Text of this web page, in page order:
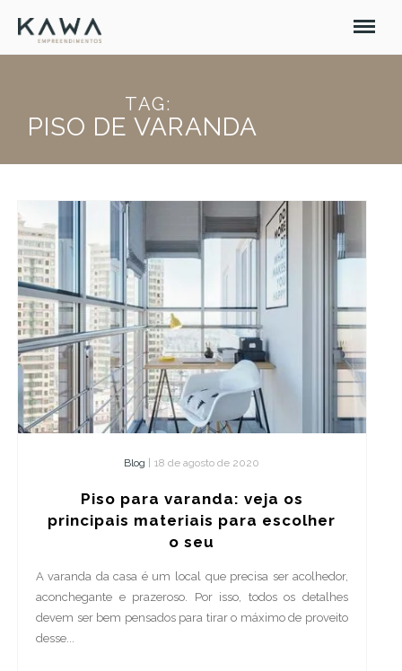
TAG:
PISO DE VARANDA
Blog | 18 de agosto de 2020
Piso para varanda: veja os
principais materiais para escolher
o seu
A varanda da casa é um local que precisa ser acolhedor,
aconchegante e prazeroso. Por isso, todos os detalhes
devem ser bem pensados para tirar o máximo de proveito
desse...